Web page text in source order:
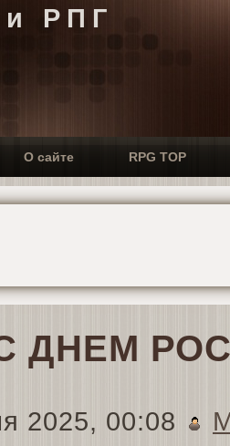
РПГ
О сайте RPG TOP
ДНЕМ
2025, 00:08